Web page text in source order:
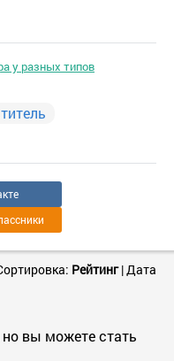
у разных типов
Рейтинг|Дата
но вы можете стать